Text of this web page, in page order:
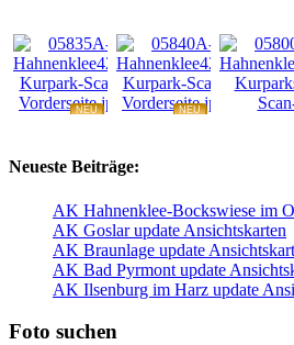
NEU
NEU
Neueste Beiträge:
AK Hahnenklee-Bockswiese im
AK Goslar update Ansichtskarten
AK Braunlage update
AK Bad Pyrmont update
AK Ilsenburg im Harz update
Foto suchen